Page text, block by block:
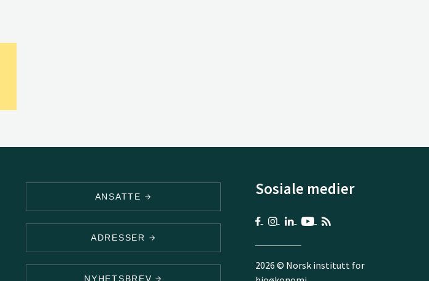
ANSATTE
ADRESSER
NYHETSBREV
Sosiale medier
2026 © Norsk institutt for